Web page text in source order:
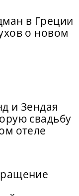
в Греции
о новом
и Зендая
свадьбу
отеле